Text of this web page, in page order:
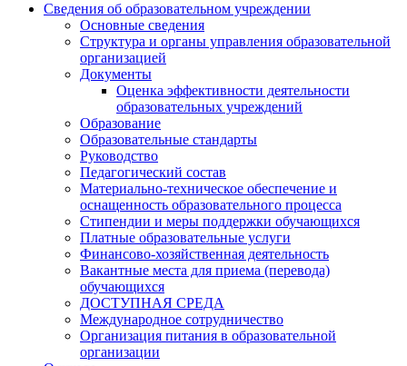
Сведения об образовательном учреждении
Основные сведения
Структура и органы управления образовательной
организацией
Документы
Оценка эффективности деятельности
образовательных учреждений
Образование
Образовательные стандарты
Руководство
Педагогический состав
Материально-техническое обеспечение и
оснащенность образовательного процесса
Стипендии и меры поддержки обучающихся
Платные образовательные услуги
Финансово-хозяйственная деятельность
Вакантные места для приема (перевода)
обучающихся
ДОСТУПНАЯ СРЕДА
Международное сотрудничество
Организация питания в образовательной
организации